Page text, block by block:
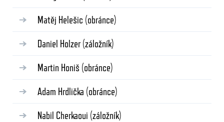
Matěj Helešic (obránce)
Daniel Holzer (záložník)
Martin Honiš (obránce)
Adam Hrdlička (obránce)
Nabil Cherkaoui (záložník)